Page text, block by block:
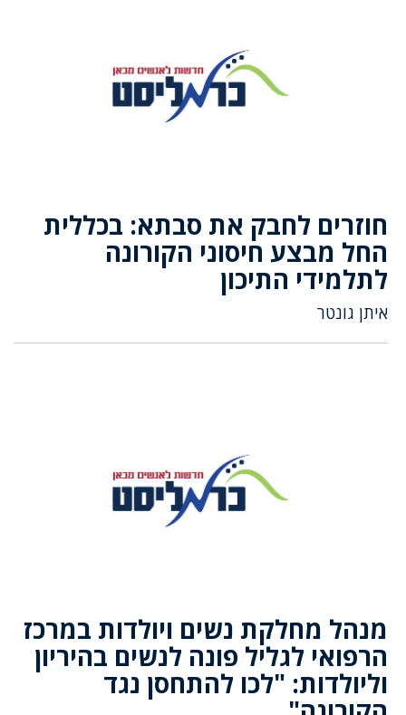
חוזרים לחבק את סבתא: בכללית
החל מבצע חיסוני הקורונה
לתלמידי התיכון
איתן גונטר
מנהל מחלקת נשים ויולדות במרכז
הרפואי לגליל פונה לנשים בהיריון
וליולדות: "לכו להתחסן נגד